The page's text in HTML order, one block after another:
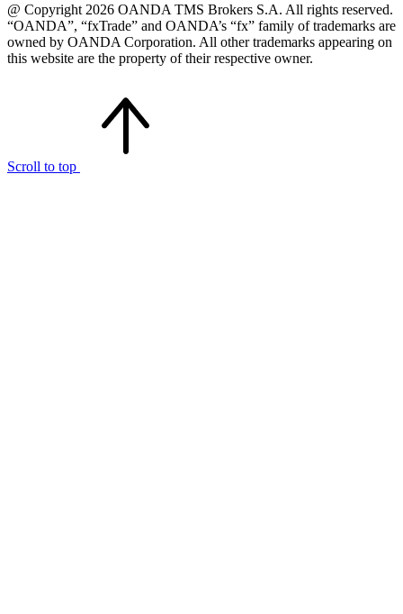
@ Copyright 2026 OANDA TMS Brokers S.A. All rights reserved.
“OANDA”, “fxTrade” and OANDA’s “fx” family of trademarks are
owned by OANDA Corporation. All other trademarks appearing on
this website are the property of their respective owner.
Scroll to top